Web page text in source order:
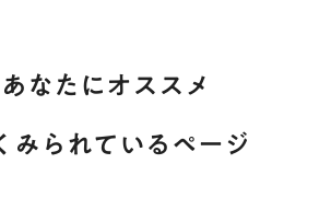
あなたにオススメ
みられているページ